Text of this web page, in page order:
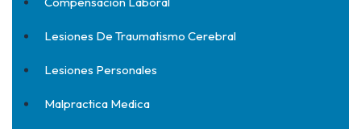
Lesiones De Traumatismo Cerebral
Lesiones Personales
Malpractica Medica